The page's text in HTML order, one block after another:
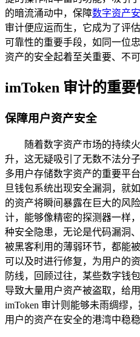
的暗流涌动中，保障数字资产
审计便应运而生，它成为了评
可靠性的重要手段，如同一位
资产的安全起着至关重要、不
imToken 审计的重要
保障用户资产安全
随着数字资产市场的持续
升，这无疑吸引了无数不法分
多用户存储数字资产的重要平
旦钱包系统出现安全漏洞，就
的资产将瞬间暴露在巨大的风
计，能够像精密的探测器一样
种安全隐患，无论是代码漏洞
被黑客利用的薄弱环节，都能
可以及时进行修复，为用户的
防线，回顾过往，某些数字钱
导致大量用户资产被盗取，给
imToken 审计则能够未雨绸缪
用户的资产在安全的港湾中稳稳